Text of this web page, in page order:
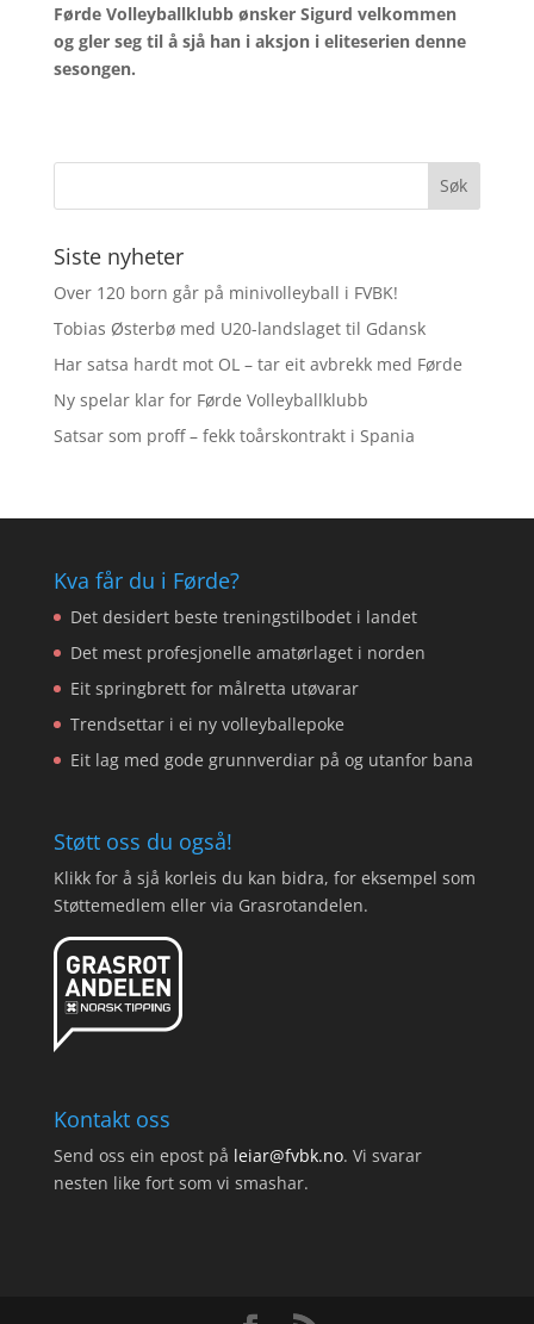
Førde Volleyballklubb ønsker Sigurd velkommen
og gler seg til å sjå han i aksjon i eliteserien denne
sesongen.
Siste nyheter
Over 120 born går på minivolleyball i FVBK!
Tobias Østerbø med U20-landslaget til Gdansk
Har satsa hardt mot OL – tar eit avbrekk med Førde
Ny spelar klar for Førde Volleyballklubb
Satsar som proff – fekk toårskontrakt i Spania
Kva får du i Førde?
Det desidert beste treningstilbodet i landet
Det mest profesjonelle amatørlaget i norden
Eit springbrett for målretta utøvarar
Trendsettar i ei ny volleyballepoke
Eit lag med gode grunnverdiar på og utanfor bana
Støtt oss du også!
Klikk for å sjå korleis du kan bidra, for eksempel som
Støttemedlem eller via Grasrotandelen.
Kontakt oss
Send oss ein epost på leiar@fvbk.no. Vi svarar
nesten like fort som vi smashar.